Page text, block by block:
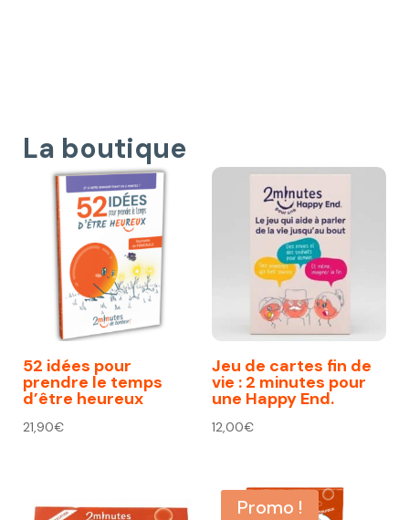
La boutique
52 idées pour
prendre le temps
d’être heureux
21,90€
Jeu de cartes fin de
vie : 2 minutes pour
une Happy End.
12,00€
Promo !